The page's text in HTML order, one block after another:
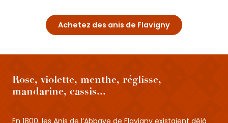
Achetez des anis de Flavigny
Rose, violette, menthe, réglisse,
mandarine, cassis...
En 1800, les Anis de l’Abbaye de Flavigny existaient déjà